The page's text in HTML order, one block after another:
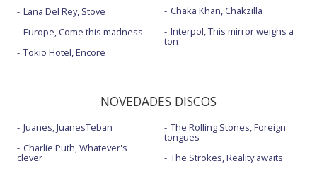
Lana Del Rey, Stove
Europe, Come this madness
Tokio Hotel, Encore
Chaka Khan, Chakzilla
Interpol, This mirror weighs a
ton
NOVEDADES DISCOS
Juanes, JuanesTeban
Charlie Puth, Whatever's
clever
The Rolling Stones, Foreign
tongues
The Strokes, Reality awaits